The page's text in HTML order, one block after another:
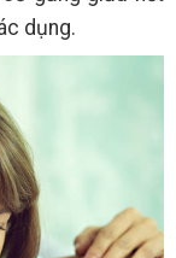
dụng.